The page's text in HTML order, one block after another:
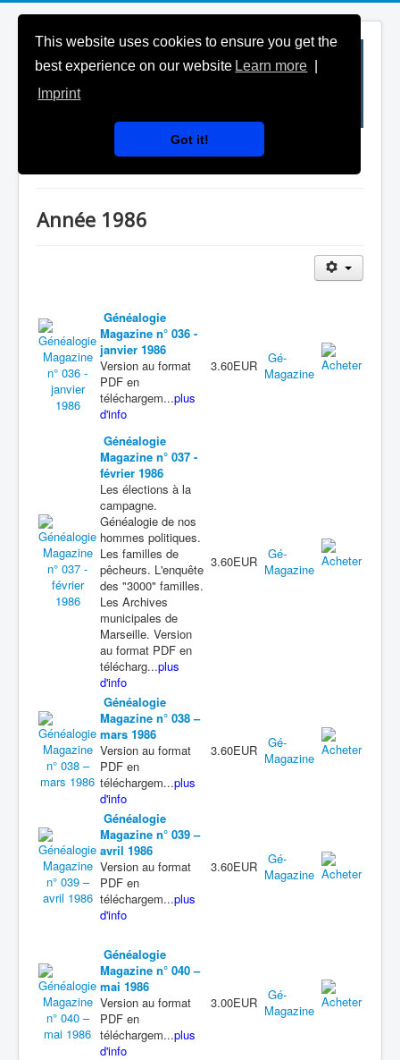
This website uses cookies to ensure you get the
best experience on our website Learn more
Imprint
Got it!
Anciens numéros
Année 1986
Généalogie
Magazine n° 036 -
janvier 1986
Version au format
PDF en
téléchargem...plus
d'info
3.60EUR
Gé-
Magazine
Généalogie
Magazine n° 037 -
février 1986
Les élections à la
campagne.
Généalogie de nos
hommes politiques.
Les familles de
pêcheurs. L'enquête
des "3000" familles.
Les Archives
municipales de
Marseille. Version
au format PDF en
télécharg...plus
d'info
3.60EUR
Gé-
Magazine
Généalogie
Magazine n° 038 –
mars 1986
Version au format
PDF en
téléchargem...plus
d'info
3.60EUR
Gé-
Magazine
Généalogie
Magazine n° 039 –
avril 1986
Version au format
PDF en
téléchargem...plus
d'info
3.60EUR
Gé-
Magazine
Généalogie
Magazine n° 040 –
mai 1986
Version au format
PDF en
téléchargem...plus
d'info
3.00EUR
Gé-
Magazine